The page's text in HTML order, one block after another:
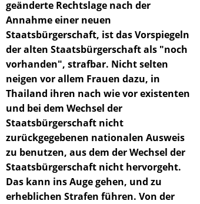
geänderte Rechtslage nach der
Annahme einer neuen
Staatsbürgerschaft, ist das Vorspiegeln
der alten Staatsbürgerschaft als "noch
vorhanden", strafbar. Nicht selten
neigen vor allem Frauen dazu, in
Thailand ihren nach wie vor existenten
und bei dem Wechsel der
Staatsbürgerschaft nicht
zurückgegebenen nationalen Ausweis
zu benutzen, aus dem der Wechsel der
Staatsbürgerschaft nicht hervorgeht.
Das kann ins Auge gehen, und zu
erheblichen Strafen führen. Von der